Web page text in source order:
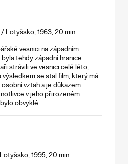
/ Lotyšsko, 1963, 20 min
vesnici na západním
tehdy západní hranice
strávili ve vesnici celé léto,
výsledkem se stal film, který má
vztah a je důkazem
v jeho přirozeném
obvyklé.
1995, 20 min